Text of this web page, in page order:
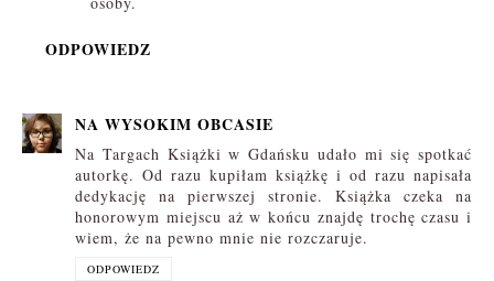
ODPOWIEDZ
NA WYSOKIM OBCASIE
Na Targach Książki w Gdańsku udało mi się spotkać
autorkę. Od razu kupiłam książkę i od razu napisała
dedykację na pierwszej stronie. Książka czeka na
honorowym miejscu aż w końcu znajdę trochę czasu i
wiem, że na pewno mnie nie rozczaruje.
ODPOWIEDZ